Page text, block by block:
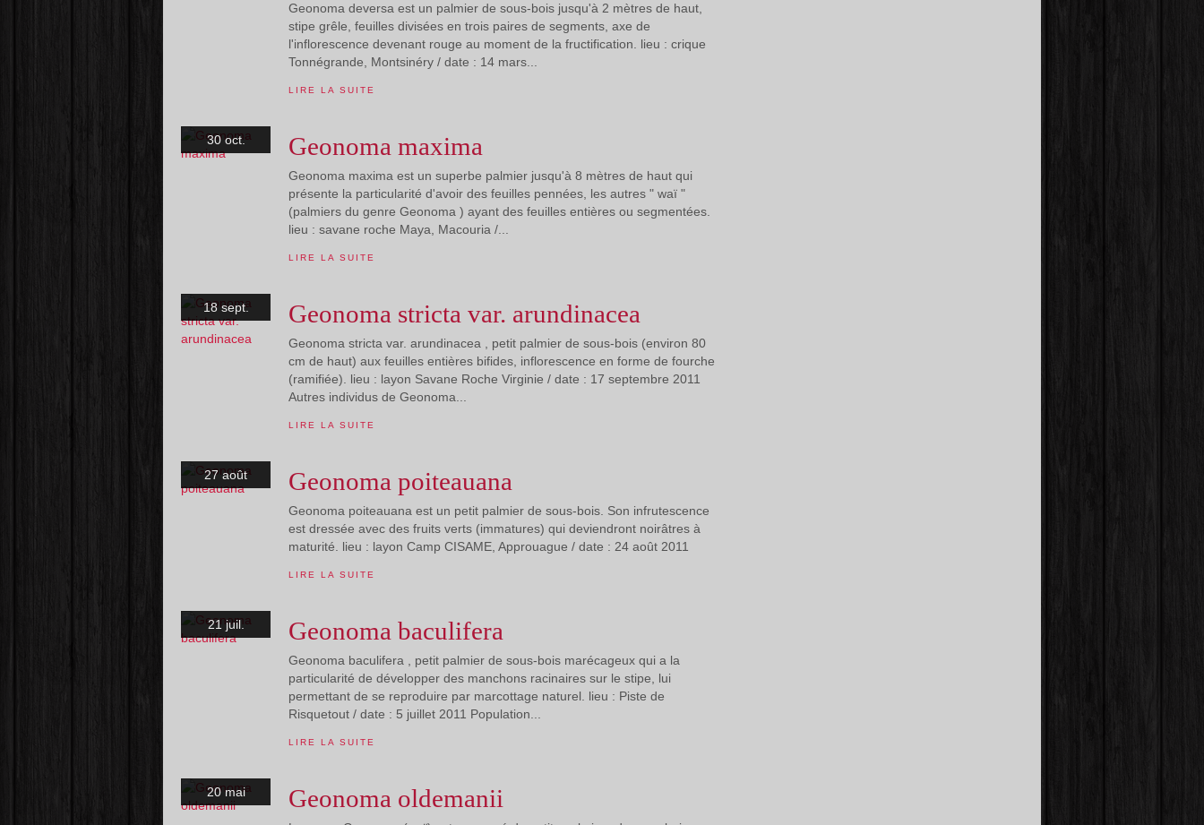
Geonoma deversa est un palmier de sous-bois jusqu'à 2 mètres de haut,
stipe grêle, feuilles divisées en trois paires de segments, axe de
l'inflorescence devenant rouge au moment de la fructification. lieu : crique
Tonnégrande, Montsinéry / date : 14 mars...
LIRE LA SUITE
30 oct. Geonoma maxima
Geonoma maxima est un superbe palmier jusqu'à 8 mètres de haut qui
présente la particularité d'avoir des feuilles pennées, les autres " waï "
(palmiers du genre Geonoma ) ayant des feuilles entières ou segmentées.
lieu : savane roche Maya, Macouria /...
LIRE LA SUITE
18 sept. Geonoma stricta var. arundinacea
Geonoma stricta var. arundinacea , petit palmier de sous-bois (environ 80
cm de haut) aux feuilles entières bifides, inflorescence en forme de fourche
(ramifiée). lieu : layon Savane Roche Virginie / date : 17 septembre 2011
Autres individus de Geonoma...
LIRE LA SUITE
27 août Geonoma poiteauana
Geonoma poiteauana est un petit palmier de sous-bois. Son infrutescence
est dressée avec des fruits verts (immatures) qui deviendront noirâtres à
maturité. lieu : layon Camp CISAME, Approuague / date : 24 août 2011
LIRE LA SUITE
21 juil. Geonoma baculifera
Geonoma baculifera , petit palmier de sous-bois marécageux qui a la
particularité de développer des manchons racinaires sur le stipe, lui
permettant de se reproduire par marcottage naturel. lieu : Piste de
Risquetout / date : 5 juillet 2011 Population...
LIRE LA SUITE
20 mai Geonoma oldemanii